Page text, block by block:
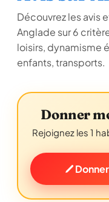
Découvrez les avis
Anglade sur 6
loisirs, dynamisme
enfants, transports.
Donner
Rejoignez les 1